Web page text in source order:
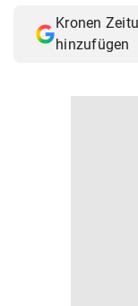
© Krone
Muthgasse 2, 1190
Kronen
hinzufügen